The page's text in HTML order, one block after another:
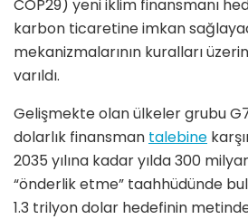
COP29) yeni iklim finansmanı
karbon ticaretine imkan
mekanizmalarının kuralları
varıldı.
Gelişmekte olan ülkeler grubu
dolarlık finansman talebine
2035 yılına kadar yılda 300
“önderlik etme” taahhüdünde
1.3 trilyon dolar hedefinin